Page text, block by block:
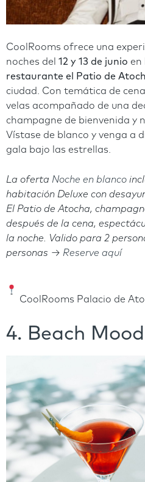
CoolRooms ofrece una
noches del 12 y 13 de junio en
restaurante el Patio de
ciudad. Con temática de
velas acompañado de una
champagne de bienvenida y
Vístase de blanco y venga a
gala bajo las estrellas.
La oferta Noche en blanco
habitación Deluxe con
El Patio de Atocha,
después de la cena,
la noche. Valido para 2
personas → Reserve aquí
CoolRooms Palacio de
4. Beach